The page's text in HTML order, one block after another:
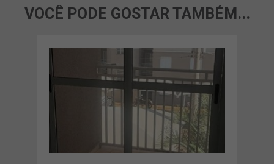
VOCÊ PODE GOSTAR TAMBÉM...